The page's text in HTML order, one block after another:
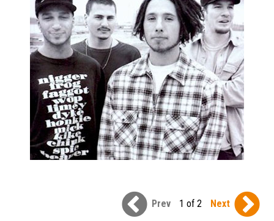
Prev 1 of 2 Next